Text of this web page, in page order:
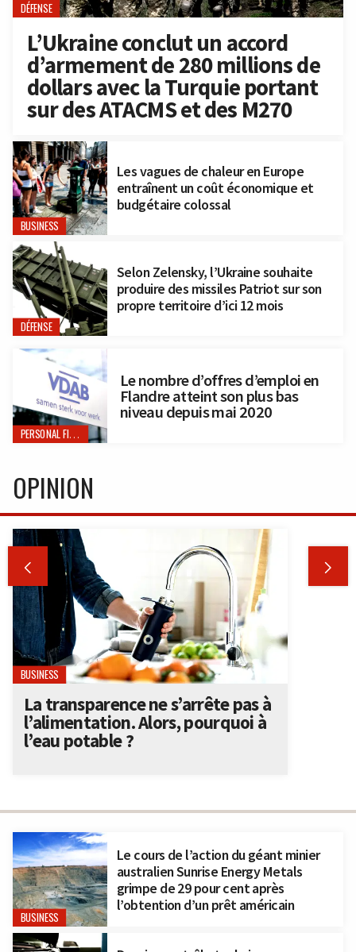
DÉFENSE
L’Ukraine conclut un accord
d’armement de 280 millions de
dollars avec la Turquie portant
sur des ATACMS et des M270
BUSINESS
Les vagues de chaleur en Europe
entraînent un coût économique et
budgétaire colossal
DÉFENSE
Selon Zelensky, l’Ukraine souhaite
produire des missiles Patriot sur son
propre territoire d’ici 12 mois
PERSONAL FINANCE
Le nombre d’offres d’emploi en
Flandre atteint son plus bas
niveau depuis mai 2020
BUSINESS
Le cours de l’action du géant minier
australien Sunrise Energy Metals
grimpe de 29 pour cent après
l’obtention d’un prêt américain
OPINION
 
BUSINESS
La transparence ne s’arrête pas à
l’alimentation. Alors, pourquoi à
l’eau potable ?